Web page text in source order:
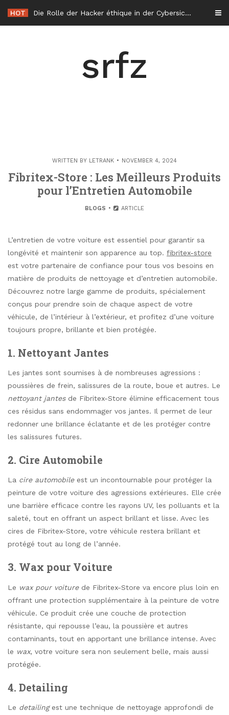
content
HOT Die Rolle der Hacker éthique in der Cybersicherheit in Frankreich
srfz
WRITTEN BY LETRANK NOVEMBER 4, 2024
Fibritex-Store : Les Meilleurs Produits
pour l’Entretien Automobile
BLOGS ARTICLE
L’entretien de votre voiture est essentiel pour garantir sa
longévité et maintenir son apparence au top. fibritex-store
est votre partenaire de confiance pour tous vos besoins en
matière de produits de nettoyage et d’entretien automobile.
Découvrez notre large gamme de produits, spécialement
conçus pour prendre soin de chaque aspect de votre
véhicule, de l’intérieur à l’extérieur, et profitez d’une voiture
toujours propre, brillante et bien protégée.
1. Nettoyant Jantes
Les jantes sont soumises à de nombreuses agressions :
poussières de frein, salissures de la route, boue et autres. Le
nettoyant jantesde Fibritex-Store élimine efficacement tous
ces résidus sans endommager vos jantes. Il permet de leur
redonner une brillance éclatante et de les protéger contre
les salissures futures.
2. Cire Automobile
La cire automobileest un incontournable pour protéger la
peinture de votre voiture des agressions extérieures. Elle crée
une barrière efficace contre les rayons UV, les polluants et la
saleté, tout en offrant un aspect brillant et lisse. Avec les
cires de Fibritex-Store, votre véhicule restera brillant et
protégé tout au long de l’année.
3. Wax pour Voiture
Le wax pour voiturede Fibritex-Store va encore plus loin en
offrant une protection supplémentaire à la peinture de votre
véhicule. Ce produit crée une couche de protection
résistante, qui repousse l’eau, la poussière et autres
contaminants, tout en apportant une brillance intense. Avec
le wax, votre voiture sera non seulement belle, mais aussi
protégée.
4. Detailing
Le detailingest une technique de nettoyage approfondi de